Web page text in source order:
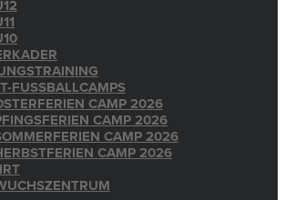
FUSSBALLCAMPS
CAMP 2026
CAMP 2026
CAMP 2026
CAMP 2026